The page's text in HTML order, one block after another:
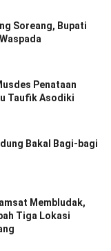
Soreang, Bupati
Penataan
Taufik Asodiki
Bakal Bagi-bagi
Membludak,
Tiga Lokasi